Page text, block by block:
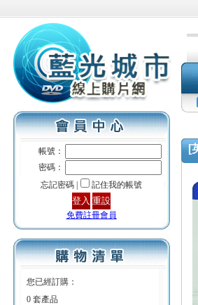
帳號：
密碼：
忘記密碼 |
記住我的帳號
免費註冊會員
您已經訂購：
0 套產品
[